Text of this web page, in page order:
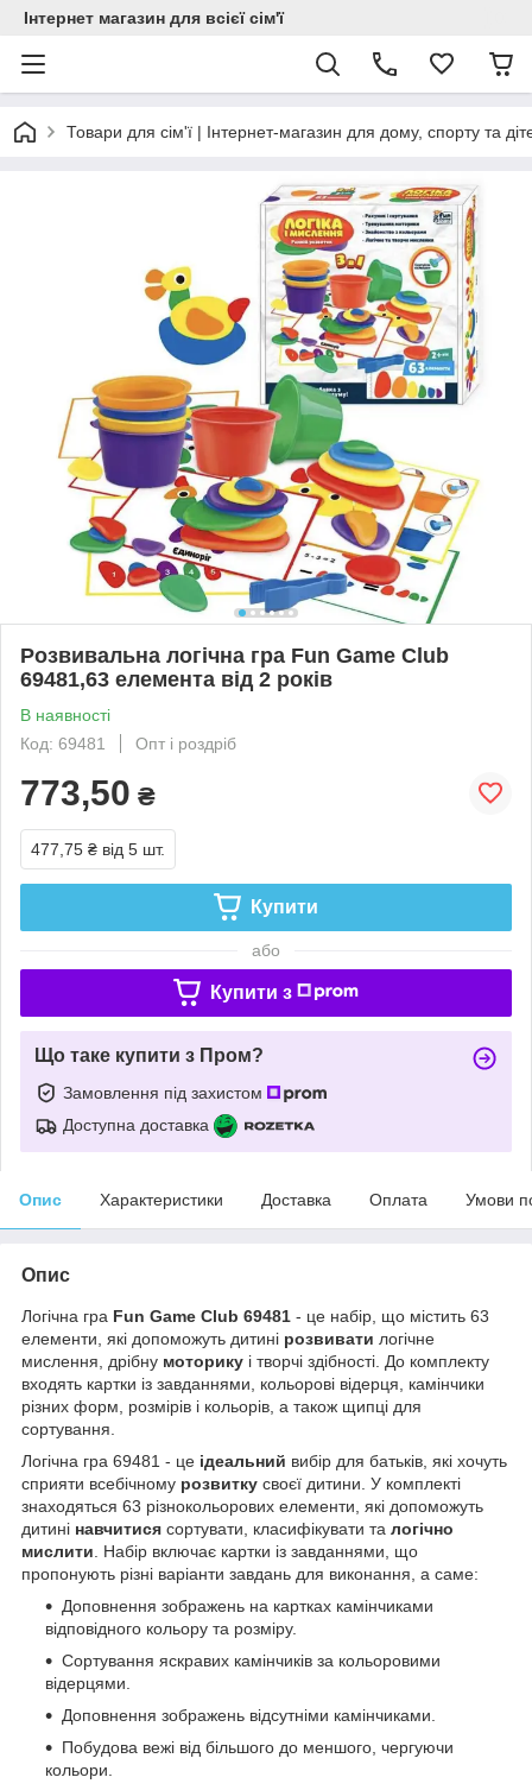
Інтернет магазин для всієї сім'ї
Товари для сім'ї | Інтернет-магазин для дому, спорту та
Розвивальна логічна гра Fun Game Club
69481,63 елемента від 2 років
В наявності
Код: 69481
Опт і роздріб
773,50 ₴
477,75 ₴ від 5 шт.
Купити
або
Купити з
Що таке купити з Пром?
Замовлення під захистом
Доступна доставка
Опис Характеристики Доставка Оплата Умови
Опис
Логічна гра Fun Game Club 69481 - це набір, що містить 63
елементи, які допоможуть дитині розвивати логічне
мислення, дрібну моторику і творчі здібності. До комплекту
входять картки із завданнями, кольорові відерця, камінчики
різних форм, розмірів і кольорів, а також щипці для
сортування.
Логічна гра 69481 - це ідеальний вибір для батьків, які хочуть
сприяти всебічному розвитку своєї дитини. У комплекті
знаходяться 63 різнокольорових елементи, які допоможуть
дитині навчитися сортувати, класифікувати та логічно
мислити . Набір включає картки із завданнями, що
пропонують різні варіанти завдань для виконання, а саме:
Доповнення зображень на картках камінчиками
відповідного кольору та розміру.
Сортування яскравих камінчиків за кольоровими
відерцями.
Доповнення зображень відсутніми камінчиками.
Побудова вежі від більшого до меншого, чергуючи
кольори.